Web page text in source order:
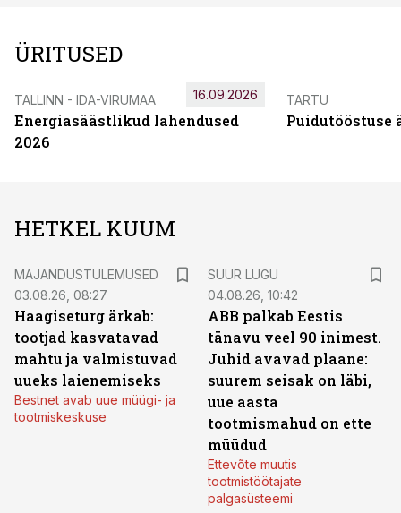
ÜRITUSED
TALLINN - IDA-VIRUMAA
Energiasäästlikud lahendused
2026
16.09.2026 TARTU
Puidutööstuse
HETKEL KUUM
MAJANDUSTULEMUSED
03.08.26, 08:27
Haagiseturg ärkab:
tootjad kasvatavad
mahtu ja valmistuvad
uueks laienemiseks
Bestnet avab uue müügi- ja
tootmiskeskuse
SUUR LUGU
04.08.26, 10:42
ABB palkab Eestis
tänavu veel 90 inimest.
Juhid avavad plaane:
suurem seisak on läbi,
uue aasta
tootmismahud on ette
müüdud
Ettevõte muutis
tootmistöötajate
palgasüsteemi